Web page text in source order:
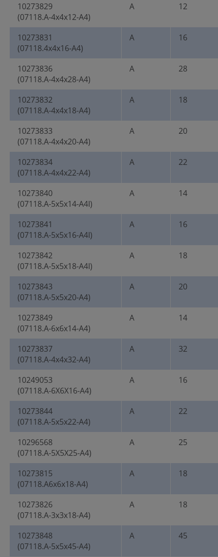
10273829
(07118.A-4x4x12-A4)
A 12
10273831
(07118.4x4x16-A4)
A 16
10273836
(07118.A-4x4x28-A4)
A 28
10273832
(07118.A-4x4x18-A4)
A 18
10273833
(07118.A-4x4x20-A4)
A 20
10273834
(07118.A-4x4x22-A4)
A 22
10273840
(07118.A-5x5x14-A4I)
A 14
10273841
(07118.A-5x5x16-A4I)
A 16
10273842
(07118.A-5x5x18-A4I)
A 18
10273843
(07118.A-5x5x20-A4)
A 20
10273849
(07118.A-6x6x14-A4)
A 14
10273837
(07118.A-4x4x32-A4)
A 32
10249053
(07118.A-6X6X16-A4)
A 16
10273844
(07118.A-5x5x22-A4)
A 22
10296568
(07118.A-5X5X25-A4)
A 25
10273815
(07118.A6x6x18-A4)
A 18
10273826
(07118.A-3x3x18-A4)
A 18
10273848
(07118.A-5x5x45-A4)
A 45